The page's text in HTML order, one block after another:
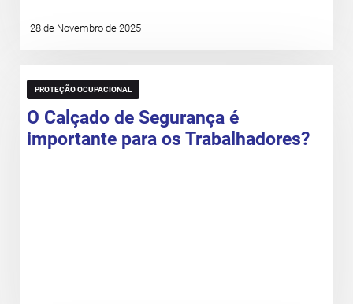
28 de Novembro de 2025
PROTEÇÃO OCUPACIONAL
O Calçado de Segurança é
importante para os Trabalhadores?